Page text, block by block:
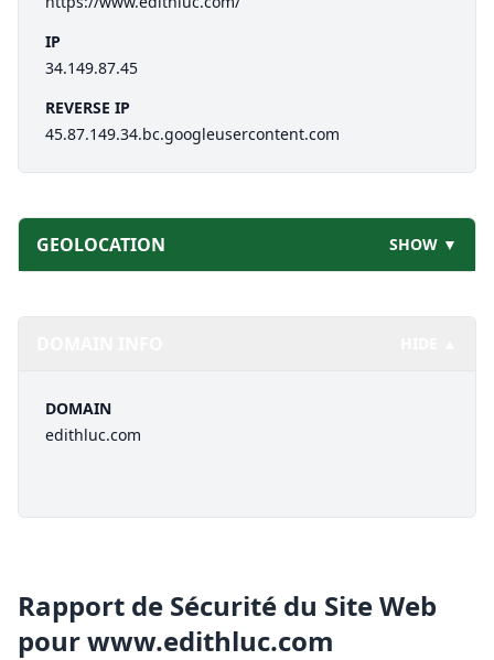
IP
34.149.87.45
REVERSE IP
45.87.149.34.bc.googleusercontent.com
GEOLOCATION SHOW ▼
DOMAIN
edithluc.com
Rapport de Sécurité du Site Web
pourwww.edithluc.com